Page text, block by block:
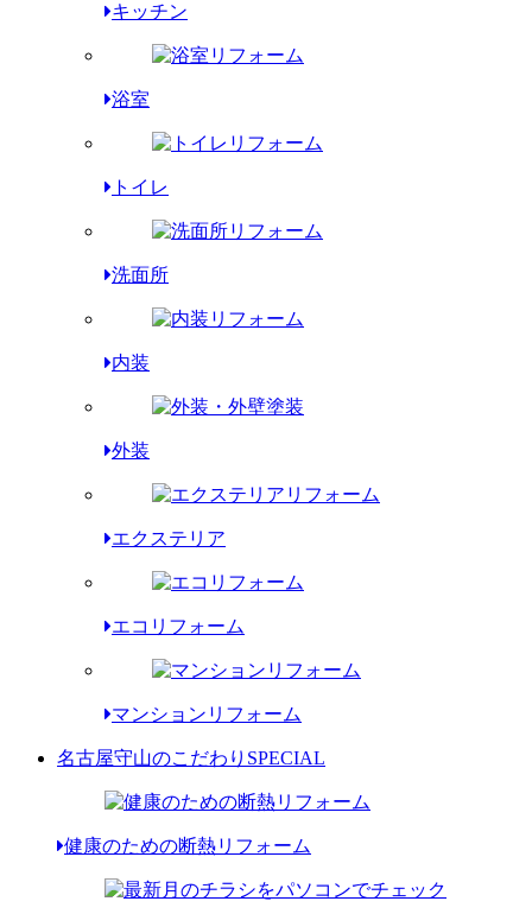
キッチン
浴室
トイレ
洗面所
内装
外装
エクステリア
エコリフォーム
マンションリフォーム
名古屋守山のこだわり SPECIAL
健康のための断熱リフォーム